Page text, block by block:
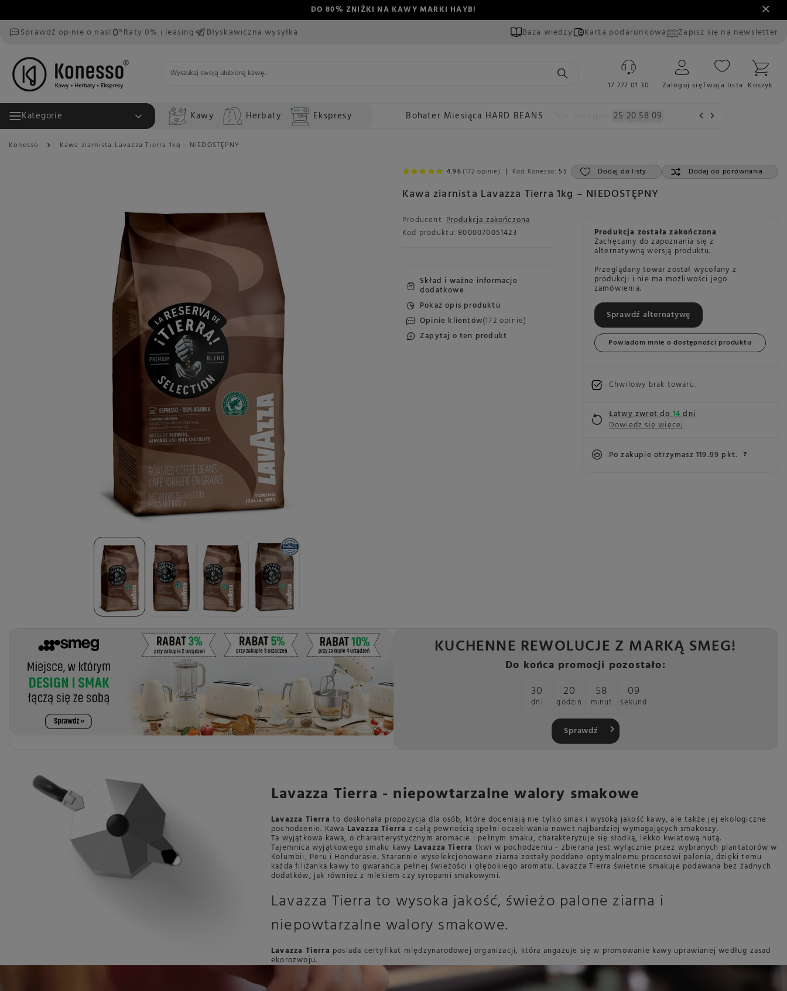
DO 80% ZNIŻKI NA KAWY MARKI HAYB!
Sprawdź opinie o nas!
Raty 0% i leasing Błyskawiczna wysyłka Baza wiedzy Karta podarunkowa Zapisz się na newsletter
17 777 01 30 Zaloguj sięTwoja lista Koszyk
Kategorie Kawy Herbaty Ekspresy Bohater Miesiąca HARD BEANS 25 20 58 08
Konesso Kawa ziarnista Lavazza Tierra 1kg – NIEDOSTĘPNY
Kawa ziarnista Lavazza Tierra 1kg – NIEDOSTĘPNY
4.96 (172 opinie) Kod Konesso:55 Dodaj do listy Dodaj do porównania
Producent: Produkcja zakończona
Kod produktu: 8000070051423
Skład i ważne informacje
dodatkowe
Pokaż opis produktu
Opinie klientów(172 opinie)
Zapytaj o ten produkt
Produkcja została zakończona
Zachęcamy do zapoznania się z
alternatywną wersją produktu.
Przeglądany towar został wycofany z
produkcji i nie ma możliwości jego
zamówienia.
Sprawdź alternatywę
Powiadom mnie o dostępności produktu
Chwilowy brak towaru
Łatwy zwrot do14dni
Dowiedz się więcej
Po zakupie otrzymasz 119.99 pkt.
KUCHENNE REWOLUCJE Z MARKĄ SMEG!
Do końca promocji pozostało:
30
dni
20
godzin
58
minut
08
sekund
Sprawdź
Lavazza Tierra - niepowtarzalne walory smakowe
Lavazza Tierra to doskonała propozycja dla osób, które doceniają nie tylko smak i wysoką jakość kawy, ale także jej ekologiczne
pochodzenie. Kawa Lavazza Tierra z całą pewnością spełni oczekiwania nawet najbardziej wymagających smakoszy.
Ta wyjątkowa kawa, o charakterystycznym aromacie i pełnym smaku, charakteryzuje się słodką, lekko kwiatową nutą.
Tajemnica wyjątkowego smaku kawy Lavazza Tierra tkwi w pochodzeniu - zbierana jest wyłącznie przez wybranych plantatorów w
Kolumbii, Peru i Hondurasie. Starannie wyselekcjonowane ziarna zostały poddane optymalnemu procesowi palenia, dzięki temu
każda filiżanka kawy to gwarancja pełnej świeżości i głębokiego aromatu. Lavazza Tierra świetnie smakuje podawana bez żadnych
dodatków, jak również z mlekiem czy syropami smakowymi.
Lavazza Tierra to wysoka jakość, świeżo palone ziarna i
niepowtarzalne walory smakowe.
Lavazza Tierra posiada certyfikat międzynarodowej organizacji, która angażuje się w promowanie kawy uprawianej według zasad
ekorozwoju.